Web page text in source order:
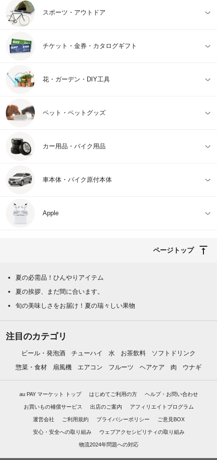
スポーツ・アウトドア
チケット・金券・カタログギフト
花・ガーデン・DIY工具
ペット・ペットグッズ
カー用品・バイク用品
車本体・バイク原付本体
Apple
ページトップ
夏の必需品！ひんやりアイテム
夏の挨拶、まだ間に合います。
旬の美味しさをお届け！夏の瑞々しい果物
注目のカテゴリ
ビール・発泡酒 チューハイ 水 お茶飲料
ソフトドリンク
惣菜・食材
扇風機 エアコン フルーツ ヘアケア 肉 ウナギ
au PAY マーケット トップ はじめてご利用の方 ヘルプ・お問い合わせ
お買いもの補償サービス 出店のご案内 アフィリエイトプログラム
運営会社 ご利用規約 プライバシーポリシー ご意見BOX
安心・安全への取り組み ウェブアクセシビリティの取り組み
物流2024年問題への対応